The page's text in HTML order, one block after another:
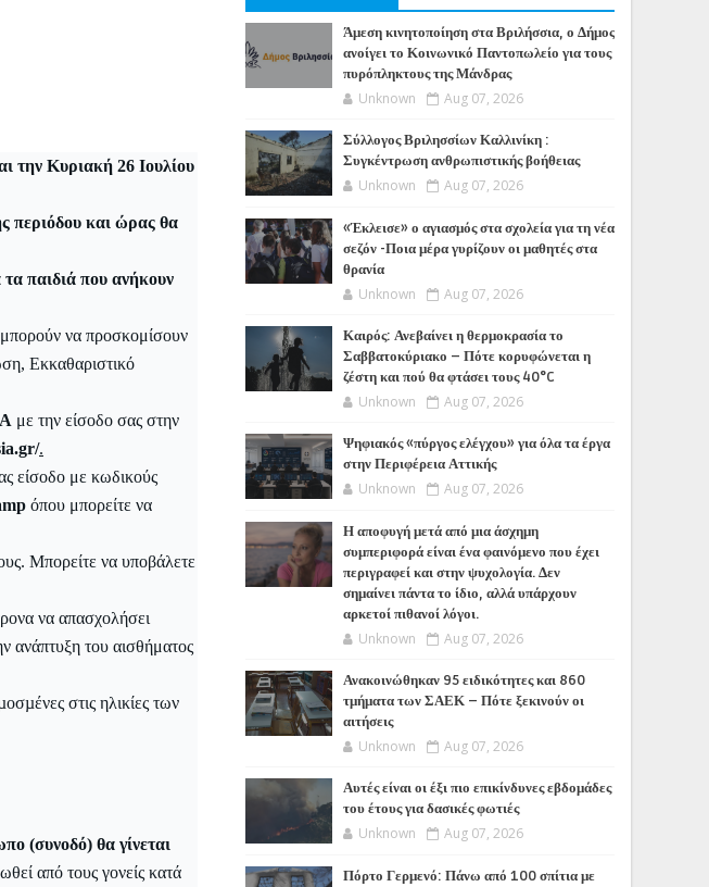
την Κυριακή 26 Ιουλίου
περιόδου και ώρας θα
παιδιά που ανήκουν
να προσκομίσουν
Εκκαθαριστικό
με την είσοδο σας στην
.
είσοδο με κωδικούς
όπου μπορείτε να
Μπορείτε να υποβάλετε
να απασχολήσει
ανάπτυξη του αισθήματος
στις ηλικίες των
(συνοδό) θα γίνεται
από τους γονείς κατά
Άμεση κινητοποίηση στα Βριλήσσια, ο Δήμος
ανοίγει το Κοινωνικό Παντοπωλείο για τους
πυρόπληκτους της Μάνδρας
Unknown Aug 07, 2026
Σύλλογος Βριλησσίων Καλλινίκη :
Συγκέντρωση ανθρωπιστικής βοήθειας
Unknown Aug 07, 2026
«Έκλεισε» ο αγιασμός στα σχολεία για τη νέα
σεζόν -Ποια μέρα γυρίζουν οι μαθητές στα
θρανία
Unknown Aug 07, 2026
Καιρός: Ανεβαίνει η θερμοκρασία το
Σαββατοκύριακο – Πότε κορυφώνεται η
ζέστη και πού θα φτάσει τους 40°C
Unknown Aug 07, 2026
Ψηφιακός «πύργος ελέγχου» για όλα τα έργα
στην Περιφέρεια Αττικής
Unknown Aug 07, 2026
Η αποφυγή μετά από μια άσχημη
συμπεριφορά είναι ένα φαινόμενο που έχει
περιγραφεί και στην ψυχολογία. Δεν
σημαίνει πάντα το ίδιο, αλλά υπάρχουν
αρκετοί πιθανοί λόγοι.
Unknown Aug 07, 2026
Ανακοινώθηκαν 95 ειδικότητες και 860
τμήματα των ΣΑΕΚ – Πότε ξεκινούν οι
αιτήσεις
Unknown Aug 07, 2026
Αυτές είναι οι έξι πιο επικίνδυνες εβδομάδες
του έτους για δασικές φωτιές
Unknown Aug 07, 2026
Πόρτο Γερμενό: Πάνω από 100 σπίτια με